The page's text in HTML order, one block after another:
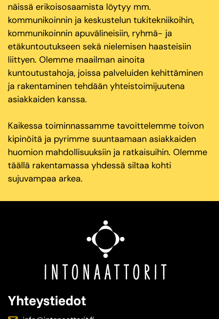
näissä erikoisosaamista löytyy mm.
kommunikoinnin ja keskustelun tukitekniikoihin,
kommunikoinnin apuvälineisiin, ryhmä- ja
etäkuntoutukseen sekä nielemisen haasteisiin
liittyen. Olemme maailman ainoita
kuntoutustahoja, joissa palveluiden kehittäminen
ja rakentaminen tehdään yhteistoimijuutena
asiakkaiden kanssa.
Kaikessa toiminnassamme tavoittelemme toivon
kipinöitä ja pyrimme suuntaamaan asiakkaiden
huomion mahdollisuuksiin ja ratkaisuihin. Olemme
täällä rakentamassa yhdessä siltaa kohti
sujuvampaa arkea.
Yhteystiedot